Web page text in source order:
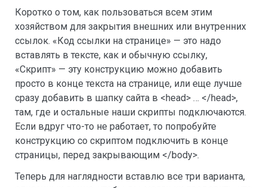
Коротко о том, как пользоваться всем этим
хозяйством для закрытия внешних или внутренних
ссылок. «Код ссылки на странице» — это надо
вставлять в тексте, как и обычную ссылку,
«Скрипт» — эту конструкцию можно добавить
просто в конце текста на странице, или еще лучше
сразу добавить в шапку сайта в <head> … </head>,
там, где и остальные наши скрипты подключаются.
Если вдруг что-то не работает, то попробуйте
конструкцию со скриптом подключить в конце
страницы, перед закрывающим </body>.
Теперь для наглядности вставлю все три варианта,